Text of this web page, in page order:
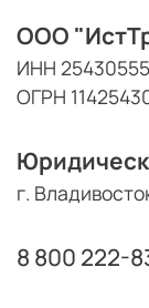
ООО
ИНН
ОГРН
г.
8 800 222-